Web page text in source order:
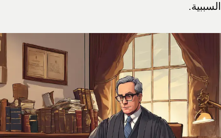
السببية.